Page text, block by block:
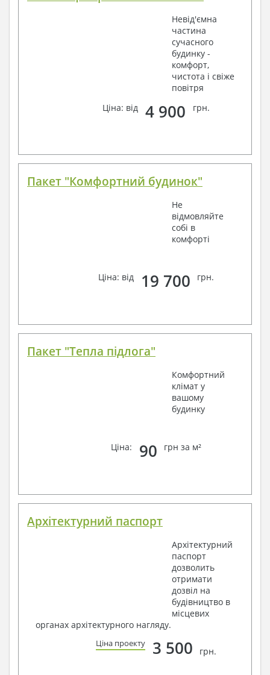
Невід'ємна
частина
сучасного
будинку -
комфорт,
чистота і свіже
повітря
Ціна: від
4 900 грн.
Пакет "Комфортний будинок"
Не
відмовляйте
собі в
комфорті
Ціна: від 19 700 грн.
Пакет "Тепла підлога"
Комфортний
клімат у
вашому
будинку
Ціна: 90 грн за м²
Архітектурний паспорт
Архітектурний
паспорт
дозволить
отримати
дозвіл на
будівництво в
місцевих
органах архітектурного нагляду.
Ціна проекту 3 500 грн.